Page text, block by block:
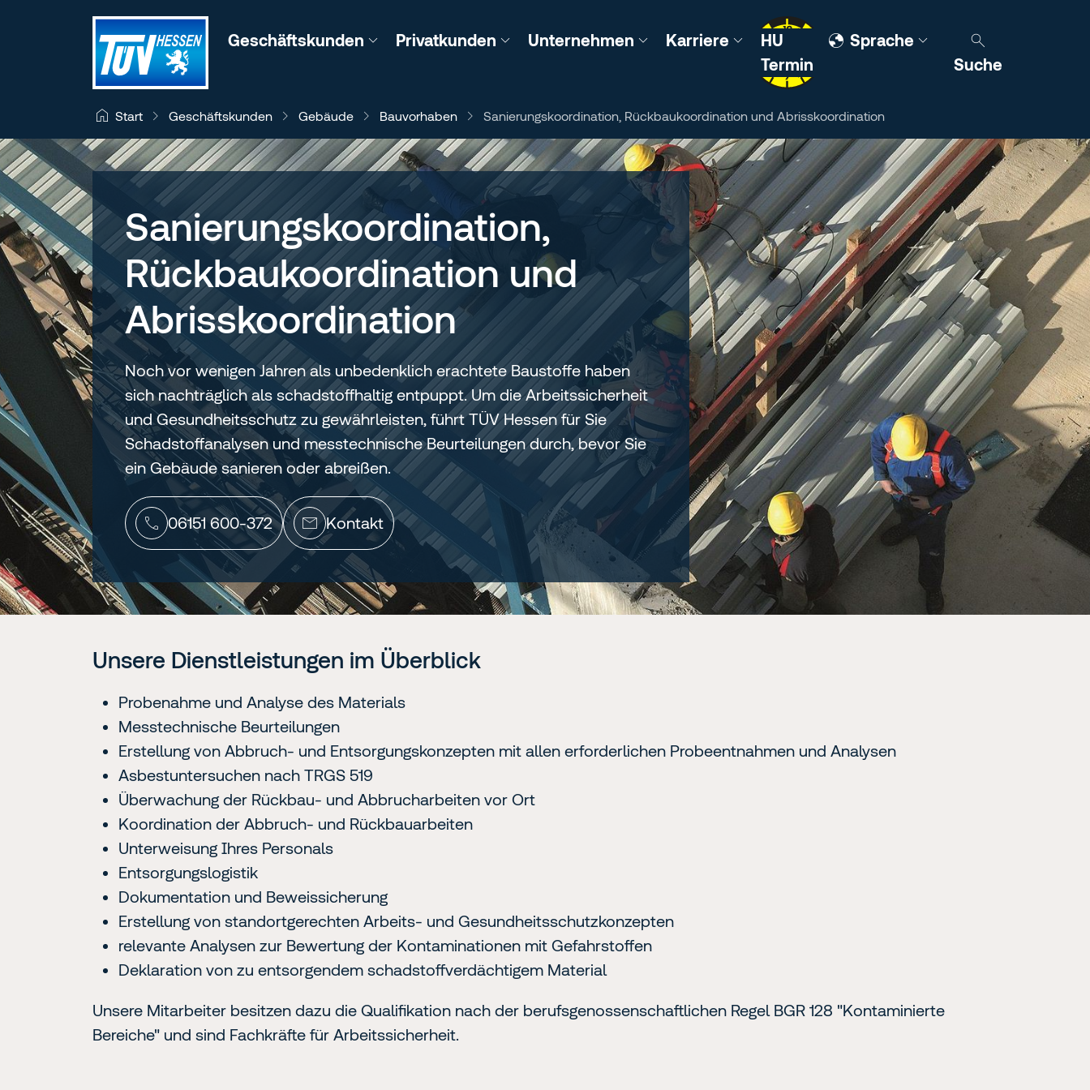
Zum Inhalt wechseln
Suche
Geschäftskunden Privatkunden Unternehmen Karriere
HU
Termin
Sprache
Start Geschäftskunden Gebäude Bauvorhaben Sanierungskoordination, Rückbaukoordination und Abrisskoordination
Sanierungskoordination,
Rückbaukoordination und
Abrisskoordination
Noch vor wenigen Jahren als unbedenklich erachtete Baustoffe haben
sich nachträglich als schadstoffhaltig entpuppt. Um die Arbeitssicherheit
und Gesundheitsschutz zu gewährleisten, führt TÜV Hessen für Sie
Schadstoffanalysen und messtechnische Beurteilungen durch, bevor Sie
ein Gebäude sanieren oder abreißen.
06151 600-372 Kontakt
Unsere Dienstleistungen im Überblick
Probenahme und Analyse des Materials
Messtechnische Beurteilungen
Erstellung von Abbruch- und Entsorgungskonzepten mit allen erforderlichen Probeentnahmen und Analysen
Asbestuntersuchen nach TRGS 519
Überwachung der Rückbau- und Abbrucharbeiten vor Ort
Koordination der Abbruch- und Rückbauarbeiten
Unterweisung Ihres Personals
Entsorgungslogistik
Dokumentation und Beweissicherung
Erstellung von standortgerechten Arbeits- und Gesundheitsschutzkonzepten
relevante Analysen zur Bewertung der Kontaminationen mit Gefahrstoffen
Deklaration von zu entsorgendem schadstoffverdächtigem Material
Unsere Mitarbeiter besitzen dazu die Qualifikation nach der berufsgenossenschaftlichen Regel BGR 128 "Kontaminierte
Bereiche" und sind Fachkräfte für Arbeitssicherheit.